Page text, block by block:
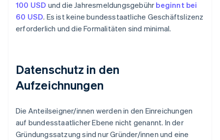
100 USD und die Jahresmeldungsgebühr beginnt bei
60 USD. Es ist keine bundesstaatliche Geschäftslizenz
erforderlich und die Formalitäten sind minimal.
Datenschutz in den
Aufzeichnungen
Die Anteilseigner/innen werden in den Einreichungen
auf bundesstaatlicher Ebene nicht genannt. In der
Gründungssatzung sind nur Gründer/innen und eine